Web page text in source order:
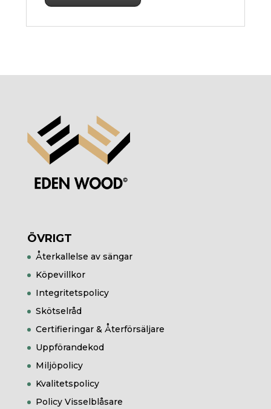
ÖVRIGT
Återkallelse av sängar
Köpevillkor
Integritetspolicy
Skötselråd
Certifieringar & Återförsäljare
Uppförandekod
Miljöpolicy
Kvalitetspolicy
Policy Visselblåsare